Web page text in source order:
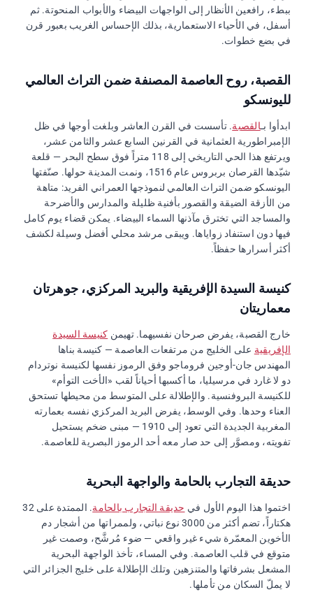
ببطء، رافعين الأنظار إلى الواجهات البيضاء والأبواب المنحوتة. ثم
أسفل، في الأحياء الاستعمارية، بذلك الإحساس الغريب بعبور قرن
في بضع خطوات.
القصبة، روح العاصمة المصنفة ضمن التراث العالمي
لليونسكو
ابدأوا بـالقصبة. تأسست في القرن العاشر وبلغت أوجها في ظل
الإمبراطورية العثمانية في القرنين السابع عشر والثامن عشر،
ويرتفع هذا الحي التاريخي إلى 118 متراً فوق سطح البحر — قلعة
شيّدها القرصان بربروس عام 1516، ونمت المدينة حولها. صنّفتها
اليونسكو ضمن التراث العالمي لنموذجها العمراني الفريد: متاهة
من الأزقة الضيقة والقصور بأفنية ظليلة والمدارس والأضرحة
والمساجد التي تخترق مآذنها السماء البيضاء. يمكن قضاء يوم كامل
فيها دون استنفاد زواياها. ويبقى مرشد محلي أفضل وسيلة لكشف
أكثر أسرارها حفظاً.
كنيسة السيدة الإفريقية والبريد المركزي، جوهرتان
معماريتان
خارج القصبة، يفرض صرحان نفسيهما. تهيمن كنيسة السيدة
الإفريقية على الخليج من مرتفعات العاصمة — كنيسة بناها
المهندس جان-أوجين فروماجو وفق الرموز نفسها لكنيسة نوتردام
دو لا غارد في مرسيليا، ما أكسبها أحياناً لقب «الأخت التوأم»
للكنيسة البروفنسية. والإطلالة على المتوسط من محيطها تستحق
العناء وحدها. وفي الوسط، يفرض البريد المركزي نفسه بعمارته
المغربية الجديدة التي تعود إلى 1910 — مبنى ضخم يستحيل
تفويته، ومصوَّر إلى حد صار معه أحد الرموز البصرية للعاصمة.
حديقة التجارب بالحامة والواجهة البحرية
اختموا هذا اليوم الأول في حديقة التجارب بالحامة
. الممتدة على 32
هكتاراً، تضم أكثر من 3000 نوع نباتي، ولممراتها من أشجار دم
الأخوين المعمّرة شيء غير واقعي — ضوء مُرشَّح، وصمت غير
متوقع في قلب العاصمة. وفي المساء، تأخذ الواجهة البحرية
المشعل بشرفاتها والمتنزهين وتلك الإطلالة على خليج الجزائر التي
لا يملّ السكان من تأملها.